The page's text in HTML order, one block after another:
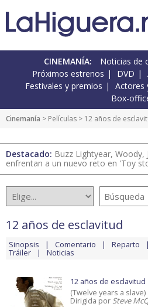
CINEMANÍA: Noticias de
Próximos estrenos
DVD
Festivales y premios
Actores
Box-
Cinemanía > Películas > 12 años de
Destacado: Buzz Lightyear, Woody,
enfrentan a un nuevo reto en 'Toy
12 años de esclavitud
Sinopsis Comentario Reparto
Tráiler Noticias
12 años de esclavitud
(Twelve years a slave)
Dirigida por Steve